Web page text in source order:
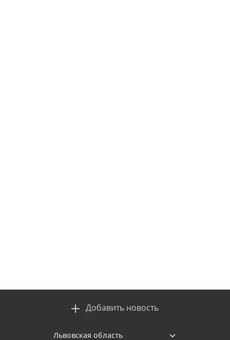
Добавить новость
Львовская область